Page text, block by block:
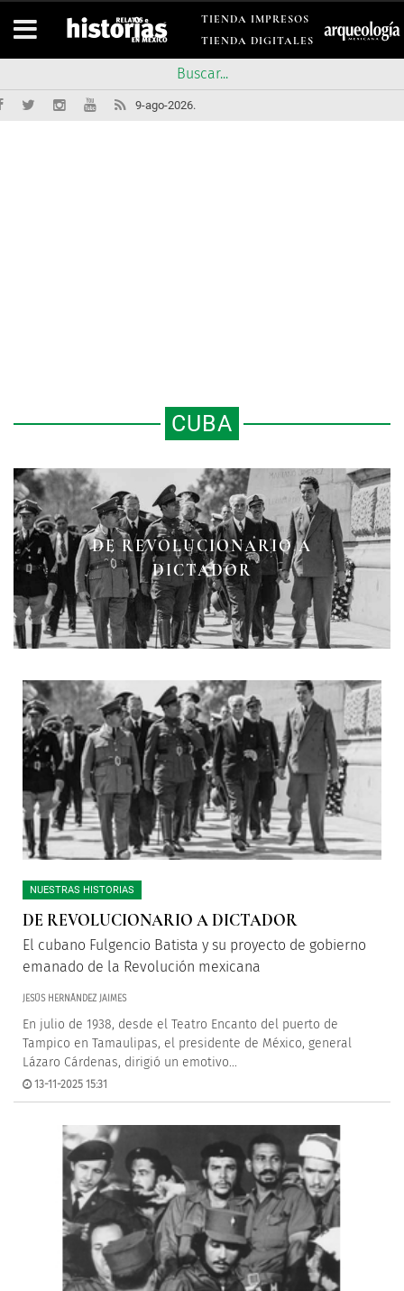
TIENDA IMPRESOS
TIENDA DIGITALES
9-ago-2026.
CUBA
DE REVOLUCIONARIO A
DICTADOR
CARTA A F.
NUESTRAS HISTORIAS
DE REVOLUCIONARIO A DICTADOR
El cubano Fulgencio Batista y su proyecto de gobierno
emanado de la Revolución mexicana
JESÚS HERNÁNDEZ JAIMES
En julio de 1938, desde el Teatro Encanto del puerto de
Tampico en Tamaulipas, el presidente de México, general
Lázaro Cárdenas, dirigió un emotivo...
13-11-2025 15:31